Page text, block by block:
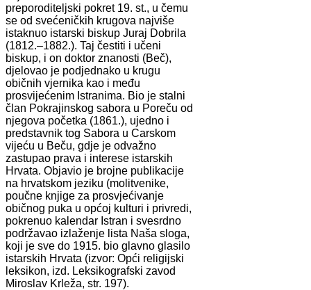
preporoditeljski pokret 19. st., u čemu
se od svećeničkih krugova najviše
istaknuo istarski biskup Juraj Dobrila
(1812.–1882.). Taj čestiti i učeni
biskup, i on doktor znanosti (Beč),
djelovao je podjednako u krugu
običnih vjernika kao i među
prosvijećenim Istranima. Bio je stalni
član Pokrajinskog sabora u Poreču od
njegova početka (1861.), ujedno i
predstavnik tog Sabora u Carskom
vijeću u Beču, gdje je odvažno
zastupao prava i interese istarskih
Hrvata. Objavio je brojne publikacije
na hrvatskom jeziku (molitvenike,
poučne knjige za prosvjećivanje
običnog puka u općoj kulturi i privredi,
pokrenuo kalendar Istran i svesrdno
podržavao izlaženje lista Naša sloga,
koji je sve do 1915. bio glavno glasilo
istarskih Hrvata (izvor: Opći religijski
leksikon, izd. Leksikografski zavod
Miroslav Krleža, str. 197).